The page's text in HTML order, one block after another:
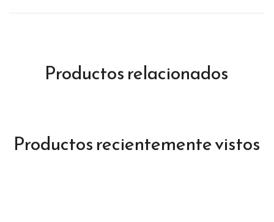
Productos relacionados
Productos recientemente vistos